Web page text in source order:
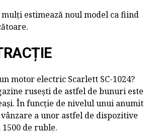
mulți estimează noul model ca fiind
motor electric Scarlett SC-1024?
rusești de astfel de bunuri este
În funcție de nivelul unui anumit
a unor astfel de dispozitive
1500 de ruble.